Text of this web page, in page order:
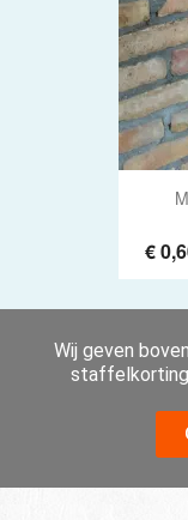
€
Wij geven